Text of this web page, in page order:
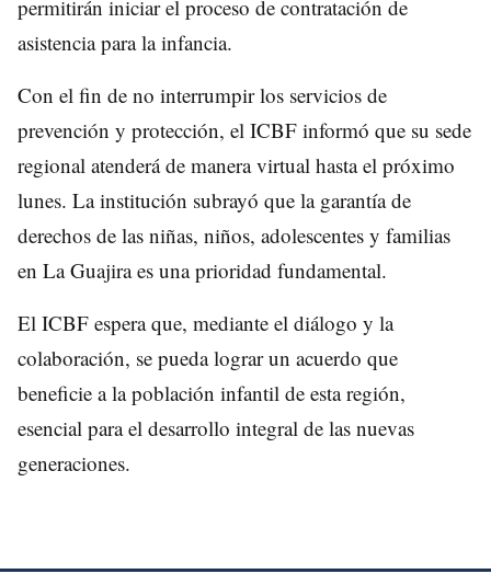
permitirán iniciar el proceso de contratación de
asistencia para la infancia.
Con el fin de no interrumpir los servicios de
prevención y protección, el ICBF informó que su sede
regional atenderá de manera virtual hasta el próximo
lunes. La institución subrayó que la garantía de
derechos de las niñas, niños, adolescentes y familias
en La Guajira es una prioridad fundamental.
El ICBF espera que, mediante el diálogo y la
colaboración, se pueda lograr un acuerdo que
beneficie a la población infantil de esta región,
esencial para el desarrollo integral de las nuevas
generaciones.